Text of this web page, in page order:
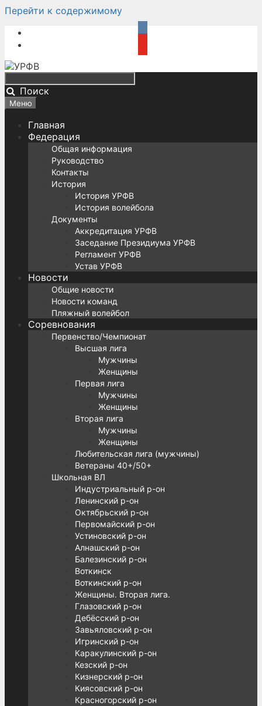
Перейти к содержимому
Поиск
Меню
Главная
Федерация
Общая информация
Руководство
Контакты
История
История УРФВ
История волейбола
Документы
Аккредитация УРФВ
Заседание Президиума УРФВ
Регламент УРФВ
Устав УРФВ
Новости
Общие новости
Новости команд
Пляжный волейбол
Соревнования
Первенство/Чемпионат
Высшая лига
Мужчины
Женщины
Первая лига
Мужчины
Женщины
Вторая лига
Мужчины
Женщины
Любительская лига (мужчины)
Ветераны 40+/50+
Школьная ВЛ
Индустриальный р-он
Ленинский р-он
Октябрьский р-он
Первомайский р-он
Устиновский р-он
Алнашский р-он
Балезинский р-он
Воткинск
Воткинский р-он
Женщины. Вторая лига.
Глазовский р-он
Дебёсский р-он
Завьяловский р-он
Игринский р-он
Каракулинский р-он
Кезский р-он
Кизнерский р-он
Киясовский р-он
Красногорский р-он